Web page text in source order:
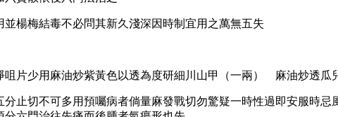
楊梅結毒不必問其新久淺深因時制宜用之萬無五失
咀片少用麻油炒紫黃色以透為度研細川山甲（一兩） 麻油炒透
止切不可多用預囑病者倘量麻發戰切勿驚疑一時性過即安服時